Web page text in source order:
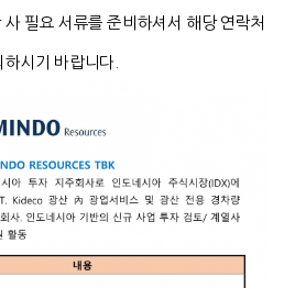
필요 서류를 준비하셔서 해당 연락처
하시기 바랍니다.